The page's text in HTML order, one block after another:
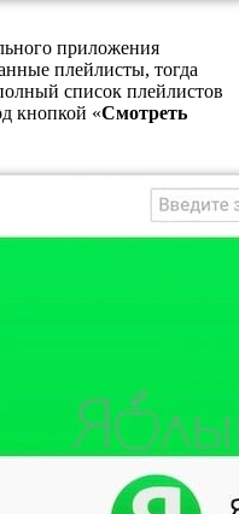
приложения
плейлисты, тогда
список плейлистов
кнопкой «Смотреть